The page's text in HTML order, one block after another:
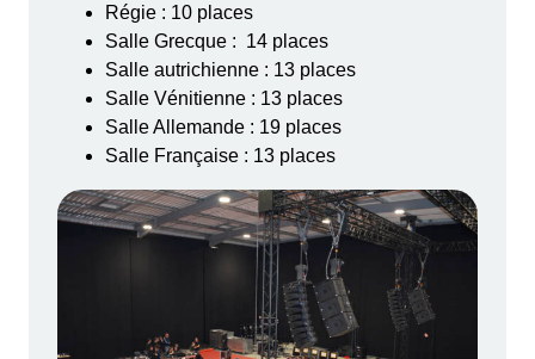
Régie : 10 places
Salle Grecque : 14 places
Salle autrichienne : 13 places
Salle Vénitienne : 13 places
Salle Allemande : 19 places
Salle Française : 13 places